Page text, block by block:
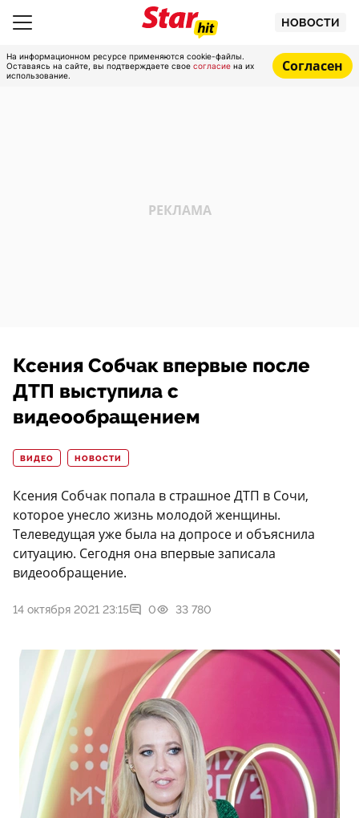
НОВОСТИ
На информационном ресурсе применяются cookie-файлы.
Оставаясь на сайте, вы подтверждаете свое согласие на их
использование.
Согласен
Ксения Собчак впервые после
ДТП выступила с
видеообращением
ВИДЕО НОВОСТИ
Ксения Собчак попала в страшное ДТП в Сочи,
которое унесло жизнь молодой женщины.
Телеведущая уже была на допросе и объяснила
ситуацию. Сегодня она впервые записала
видеообращение.
14 октября 2021 23:15 0 33 780